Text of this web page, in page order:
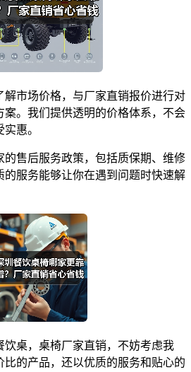
解市场价格，与厂家直销报价进行对
案。我们提供透明的价格体系，不会
惠。
的售后服务政策，包括质保期、维修
的服务能够让你在遇到问题时快速解
饮桌，桌椅厂家直销，不妨考虑我
的产品，还以优质的服务和贴心的